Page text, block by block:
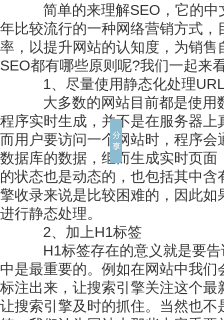
简单的来理解SEO，它的中
年比较流行的一种网络营销方式
率，以提升网站的认知度，为销
SEO都有哪些原则呢?我们一起来
1、尽量使用静态化处理
大多数的网站目前都是使用
程序实时生成，并不是在服务器
而用户要访问一个网站时，程序
数据库的数据，继而生成实时页
的状态也是动态的，也包括其中
擎收录来说是比较困难的，因此
进行静态处理。
2、加上H1标签
H1标签存在的意义就是要告
中是最重要的。例如在网站中我
标注出来，让搜索引擎关注这个
让搜索引擎及时的抓住。当然也